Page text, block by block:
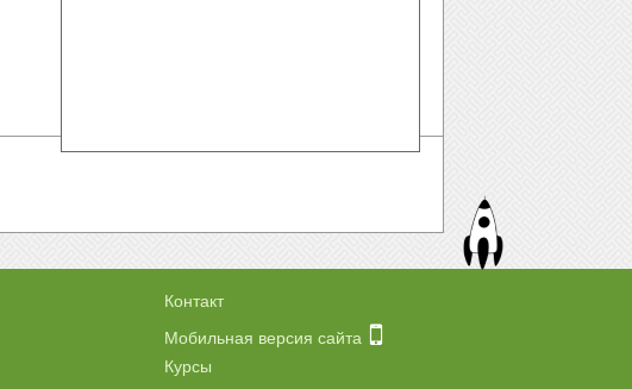
Контакт
Мобильная версия сайта
Курсы